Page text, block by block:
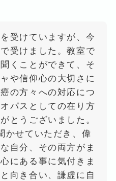
受けていますが、今
受けました。教室で
くことができて、そ
や信仰心の大切さに
の方々への対応につ
パスとしての在り方
とうございました。
かせていただき、偉
自分、その両方がま
にある事に気付きま
向き合い、謙虚に自